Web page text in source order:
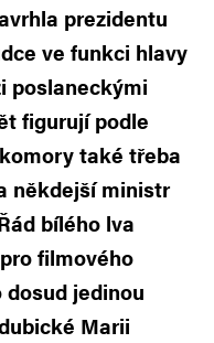
prezidentu
ve funkci hlavy
poslaneckými
figurují podle
také třeba
někdejší ministr
bílého lva
filmového
jedinou
Marii